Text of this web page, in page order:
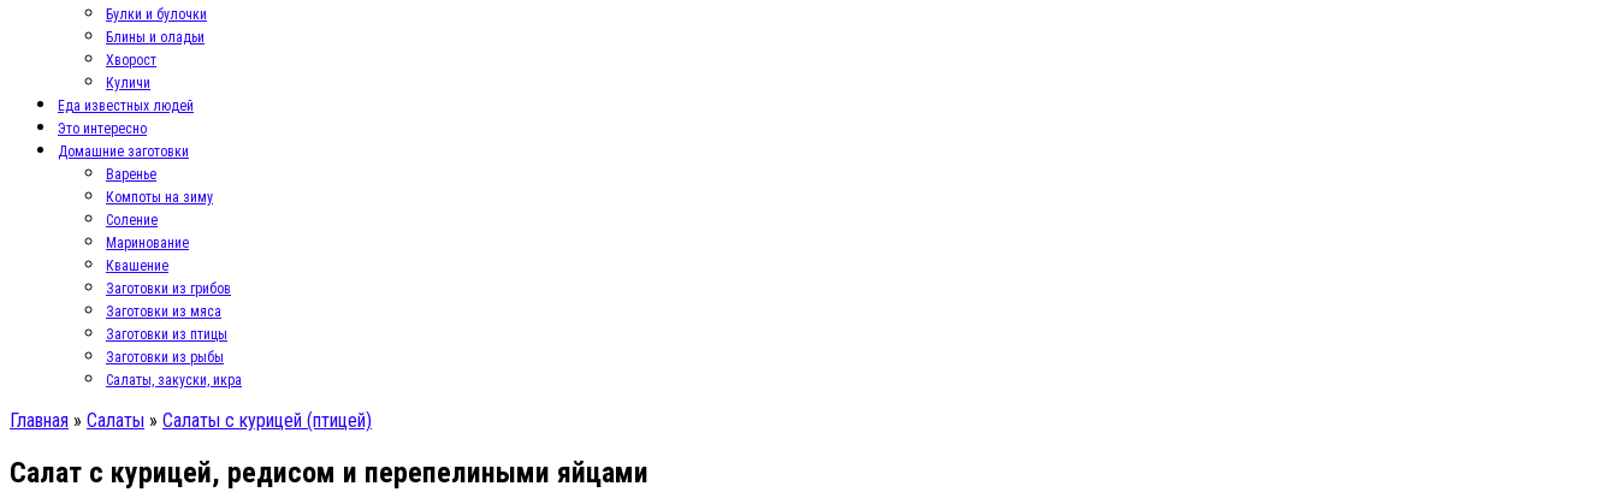
Булки и булочки
Блины и оладьи
Хворост
Куличи
Еда известных людей
Это интересно
Домашние заготовки
Варенье
Компоты на зиму
Соление
Маринование
Квашение
Заготовки из грибов
Заготовки из мяса
Заготовки из птицы
Заготовки из рыбы
Салаты, закуски, икра
Главная » Салаты » Салаты с курицей (птицей)
Салат с курицей, редисом и перепелиными яйцами